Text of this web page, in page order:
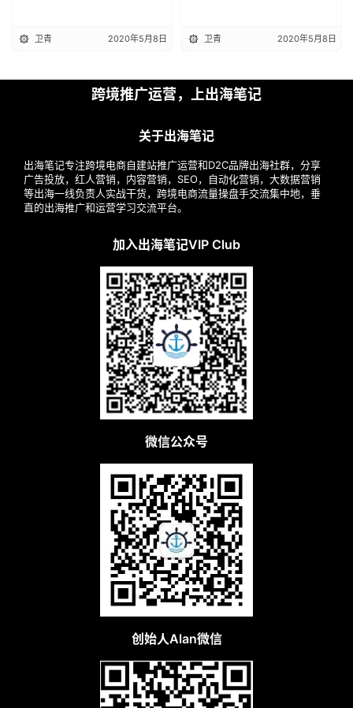
卫青 2020年5月8日 卫青 2020年5月8日
跨境推广运营，上出海笔记
关于出海笔记
出海笔记专注跨境电商自建站推广运营和D2C品牌出海社群，分享
广告投放，红人营销，内容营销，SEO，自动化营销，大数据营销
等出海一线负责人实战干货，跨境电商流量操盘手交流集中地，垂
直的出海推广和运营学习交流平台。
加入出海笔记VIP Club
微信公众号
创始人Alan微信